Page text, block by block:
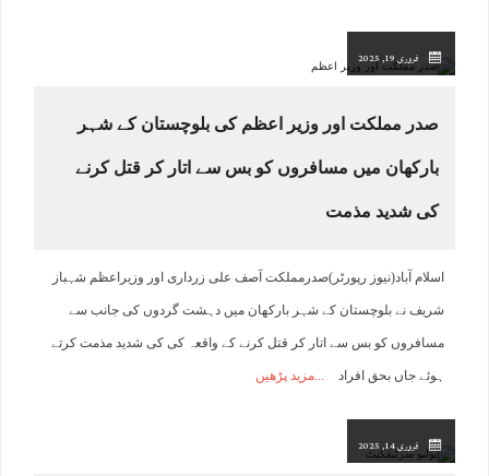
فروری 19, 2025
صدر مملکت اور وزیر اعظم کی بلوچستان کے شہر
بارکھان میں مسافروں کو بس سے اتار کر قتل کرنے
کی شدید مذمت
اسلام آباد(نیوز رپورٹر)صدرمملکت آصف علی زرداری اور وزیراعظم شہباز
شریف نے بلوچستان کے شہر بارکھان میں دہشت گردوں کی جانب سے
مسافروں کو بس سے اتار کر قتل کرنے کے واقعہ کی کی شدید مذمت کرتے
ہوئے جاں بحق افراد مزید پڑھیں
فروری 14, 2025